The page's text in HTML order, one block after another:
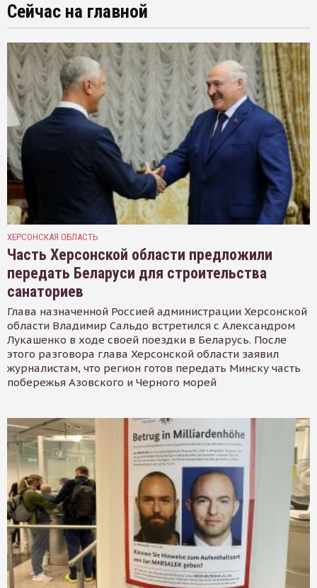
Сейчас на главной
ХЕРСОНСКАЯ ОБЛАСТЬ
Часть Херсонской области предложили
передать Беларуси для строительства
санаториев
Глава назначенной Россией администрации Херсонской
области Владимир Сальдо встретился с Александром
Лукашенко в ходе своей поездки в Беларусь. После
этого разговора глава Херсонской области заявил
журналистам, что регион готов передать Минску часть
побережья Азовского и Черного морей